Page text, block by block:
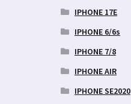
IPHONE 17E
IPHONE 6/6s
IPHONE 7/8
IPHONE AIR
IPHONE SE2020